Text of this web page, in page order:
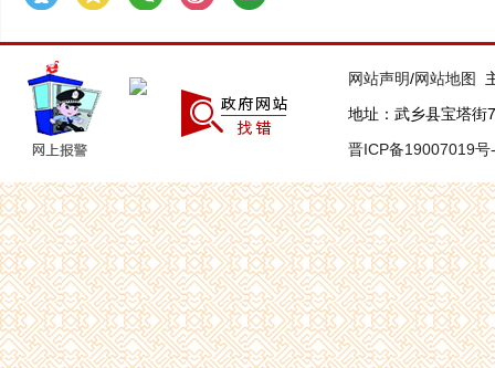
网站声明/网站地图
地址：武乡县宝塔
晋ICP备19007019号